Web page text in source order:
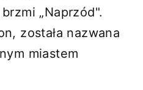
„Naprzód".
została nazwana
miastem